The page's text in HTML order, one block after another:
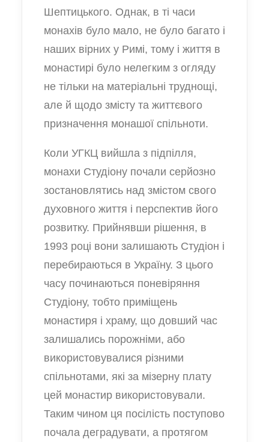
Шептицького. Однак, в ті часи
монахів було мало, не було багато і
наших вірних у Римі, тому і життя в
монастирі було нелегким з огляду
не тільки на матеріальні труднощі,
але й щодо змісту та життєвого
призначення монашої спільноти.
Коли УГКЦ вийшла з підпілля,
монахи Студіону почали серйозно
зостановлятись над змістом свого
духовного життя і перспектив його
розвитку. Прийнявши рішення, в
1993 році вони залишають Студіон і
перебираються в Україну. З цього
часу починаються поневіряння
Студіону, тобто приміщень
монастиря і храму, що довший час
залишались порожніми, або
використовувалися різними
спільнотами, які за мізерну плату
цей монастир використовували.
Таким чином ця посілість поступово
почала деградувати, а протягом